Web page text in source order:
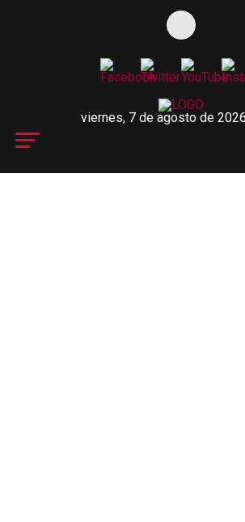
viernes, 7 de agosto de